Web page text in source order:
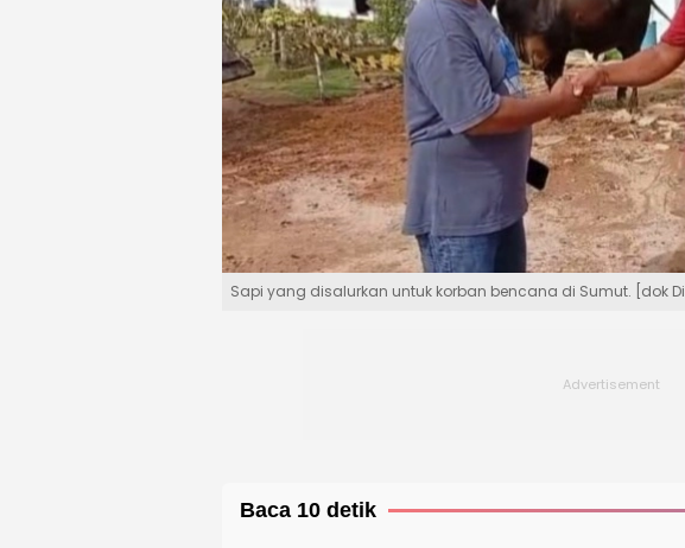
Sapi yang disalurkan untuk korban bencana di Sumut. [dok
Baca 10 detik